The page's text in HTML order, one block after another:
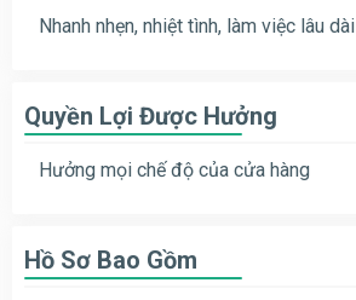
Nhanh nhẹn, nhiệt tình, làm việc lâu dài
Quyền Lợi Được Hưởng
Hưởng mọi chế độ của cửa hàng
Hồ Sơ Bao Gồm